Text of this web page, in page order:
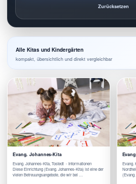
Zurücksetzen
Alle Kitas und Kindergärten
kompakt, übersichtlich und direkt vergleichbar
Evang. Johannes-Kita
Evang. Johannes-Kita, Tostedt - Informationen
Diese Einrichtung (Evang. Johannes-Kita) ist eine der
vielen Betreuungsangebote, die wir bei …
Evang.